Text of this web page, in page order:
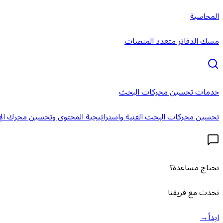
المحاسبة
مسك الدفاتر متعدد المنصات
خدمات تحسين محركات البحث
تحسين محركات البحث الفنية واستراتيجية المحتوى وتحسين محرك
تحتاج مساعدة؟
تحدث مع فريقنا
ابدأ→